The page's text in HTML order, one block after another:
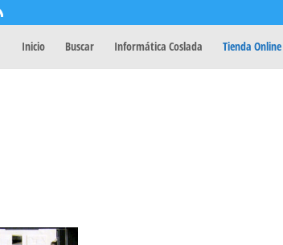
Inicio Buscar Informática Coslada Tienda Online